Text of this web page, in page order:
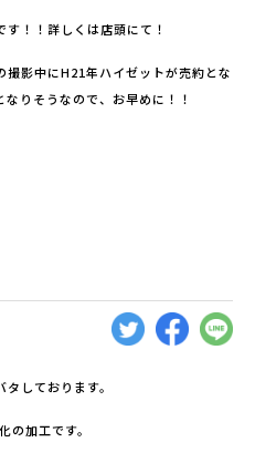
！！詳しくは店頭にて！
影中にH21年ハイゼットが売約とな
りそうなので、お早めに！！
しております。
加工です。